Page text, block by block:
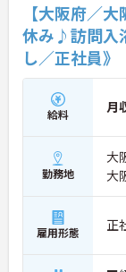
【大阪府／
休み♪訪問入
し／正社員》
給料 月
勤務地
大
大
雇用形態 正